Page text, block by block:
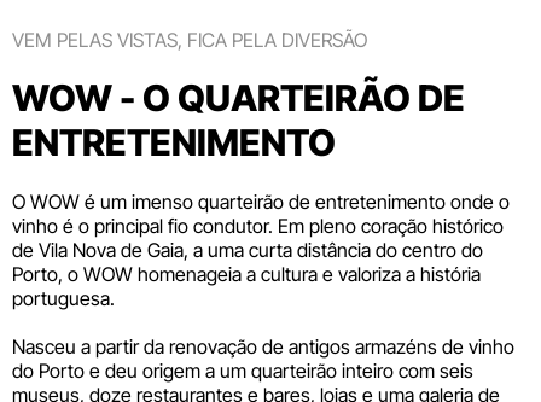
VEM PELAS VISTAS, FICA PELA DIVERSÃO
WOW - O QUARTEIRÃO DE
ENTRETENIMENTO
O WOW é um imenso quarteirão de entretenimento onde o
vinho é o principal fio condutor. Em pleno coração histórico
de Vila Nova de Gaia, a uma curta distância do centro do
Porto, o WOW homenageia a cultura e valoriza a história
portuguesa.
Nasceu a partir da renovação de antigos armazéns de vinho
do Porto e deu origem a um quarteirão inteiro com seis
museus, doze restaurantes e bares, lojas e uma galeria de